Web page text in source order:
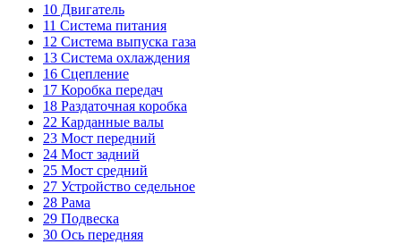
10 Двигатель
11 Система питания
12 Система выпуска газа
13 Система охлаждения
16 Сцепление
17 Коробка передач
18 Раздаточная коробка
22 Карданные валы
23 Мост передний
24 Мост задний
25 Мост средний
27 Устройство седельное
28 Рама
29 Подвеска
30 Ось передняя